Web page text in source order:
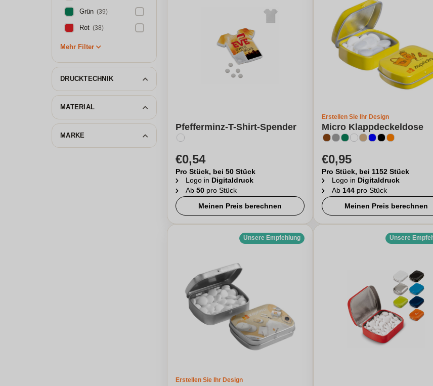
Grün (39)
Rot (38)
Mehr Filter
DRUCKTECHNIK
MATERIAL
MARKE
Pfefferminz-T-Shirt-Spender
€0,54
Pro Stück, bei 50 Stück
Logo in Digitaldruck
Ab 50 pro Stück
Meinen Preis berechnen
Erstellen Sie Ihr Design
Micro Klappdeckeldose
€0,95
Pro Stück, bei 1152 Stück
Logo in Digitaldruck
Ab 144pro Stück
Meinen Preis berechnen
Unsere Empfehlung
Erstellen Sie Ihr Design
Unsere